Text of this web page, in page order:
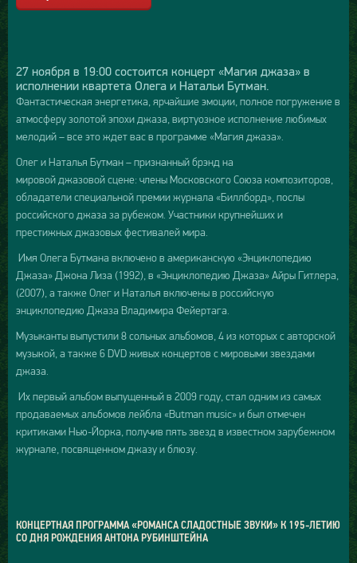
27 ноября в 19:00 состоится концерт «Магия джаза» в
исполнении квартета Олега и Натальи Бутман.
Фантастическая энергетика, ярчайшие эмоции, полное погружение в
атмосферу золотой эпохи джаза, виртуозное исполнение любимых
мелодий – все это ждет вас в программе «Магия джаза».
Олег и Наталья Бутман – признанный брэнд на
мировой джазовой сцене: члены Московского Союза композиторов,
обладатели специальной премии журнала «Биллборд», послы
российского джаза за рубежом. Участники крупнейших и
престижных джазовых фестивалей мира.
Имя Олега Бутмана включено в американскую «Энциклопедию
Джаза» Джона Лиза (1992), в «Энциклопедию Джаза» Айры Гитлера,
(2007), а также Олег и Наталья включены в российскую
энциклопедию Джаза Владимира Фейертага.
Музыканты выпустили 8 сольных альбомов, 4 из которых с авторской
музыкой, а также 6 DVD живых концертов с мировыми звездами
джаза.
Их первый альбом выпущенный в 2009 году, стал одним из самых
продаваемых альбомов лeйбла «Butman music» и был отмечен
критиками Нью-Йорка, получив пять звезд в известном зарубежном
журнале, посвященном джазу и блюзу.
КОНЦЕРТНАЯ ПРОГРАММА «РОМАНСА СЛАДОСТНЫЕ ЗВУКИ» К 195-ЛЕТИЮ
СО ДНЯ РОЖДЕНИЯ АНТОНА РУБИНШТЕЙНА